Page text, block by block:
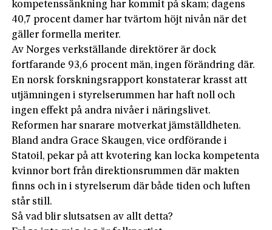
kompetenssänkning har kommit på skam; dagens
40,7 procent damer har tvärtom höjt nivån när det
gäller formella meriter.
Av Norges verkställande direktörer är dock
fortfarande 93,6 procent män, ingen förändring där.
En norsk forskningsrapport konstaterar krasst att
utjämningen i styrelserummen har haft noll och
ingen effekt på andra nivåer i näringslivet.
Reformen har snarare motverkat jämställdheten.
Bland andra Grace Skaugen, vice ordförande i
Statoil, pekar på att kvotering kan locka kompetenta
kvinnor bort från direktionsrummen där makten
finns och in i styrelserum där både tiden och luften
står still.
Så vad blir slutsatsen av allt detta?